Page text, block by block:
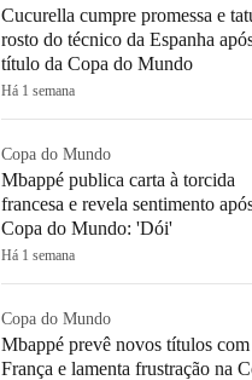
Cucurella cumpre promessa e
rosto do técnico da Espanha
título da Copa do Mundo
Há 1 semana
Copa do Mundo
Mbappé publica carta à torcida
francesa e revela sentimento
Copa do Mundo: 'Dói'
Há 1 semana
Copa do Mundo
Mbappé prevê novos títulos com
França e lamenta frustração na